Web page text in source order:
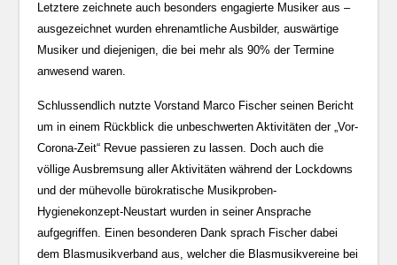
Letztere zeichnete auch besonders engagierte Musiker aus –
ausgezeichnet wurden ehrenamtliche Ausbilder, auswärtige
Musiker und diejenigen, die bei mehr als 90% der Termine
anwesend waren.
Schlussendlich nutzte Vorstand Marco Fischer seinen Bericht
um in einem Rückblick die unbeschwerten Aktivitäten der „Vor-
Corona-Zeit“ Revue passieren zu lassen. Doch auch die
völlige Ausbremsung aller Aktivitäten während der Lockdowns
und der mühevolle bürokratische Musikproben-
Hygienekonzept-Neustart wurden in seiner Ansprache
aufgegriffen. Einen besonderen Dank sprach Fischer dabei
dem Blasmusikverband aus, welcher die Blasmusikvereine bei